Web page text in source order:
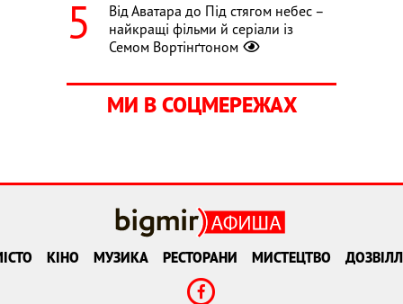
Від Аватара до Під стягом небес –
найкращі фільми й серіали із
Семом Вортінґтоном
МИ В СОЦМЕРЕЖАХ
КІНО МУЗИКА РЕСТОРАНИ МИСТЕЦТВО